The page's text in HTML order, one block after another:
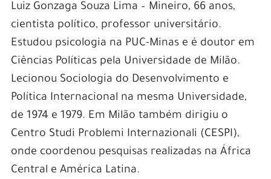
Luiz Gonzaga Souza Lima – Mineiro, 66 anos,
cientista político, professor universitário.
Estudou psicologia na PUC-Minas e é doutor em
Ciências Políticas pela Universidade de Milão.
Lecionou Sociologia do Desenvolvimento e
Política Internacional na mesma Universidade,
de 1974 e 1979. Em Milão também dirigiu o
Centro Studi Problemi Internazionali (CESPI),
onde coordenou pesquisas realizadas na África
Central e América Latina.